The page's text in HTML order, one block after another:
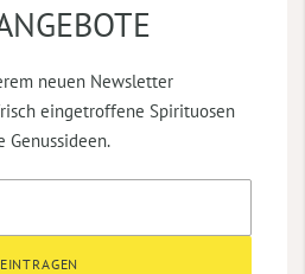
neuen Newsletter
eingetroffene Spirituosen
Genussideen.
EINTRAGEN